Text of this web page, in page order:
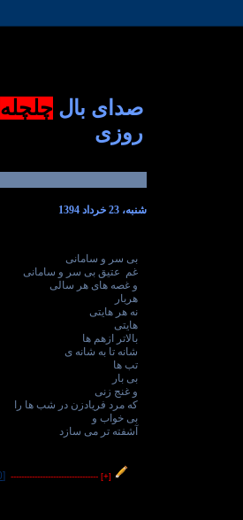
صدای بال چلچله
روزی
شنبه، 23 خرداد 1394
بی سر و سامانی
غم عتیق بی سر و سامانی
و غصه های هر سالی
هربار
نه هر هایتی
هایتی
بالاتر ازهم ها
شانه تا به شانه ی
تب ها
بی بار
و غنج زنی
که مرد فریادزن در شب ها را
بی خواب و
آشفته تر می سازد
[+]
---------------------------------
[0]